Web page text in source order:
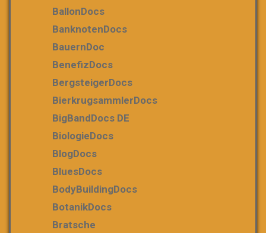
BallonDocs
BanknotenDocs
BauernDoc
BenefizDocs
BergsteigerDocs
BierkrugsammlerDocs
BigBandDocs DE
BiologieDocs
BlogDocs
BluesDocs
BodyBuildingDocs
BotanikDocs
Bratsche